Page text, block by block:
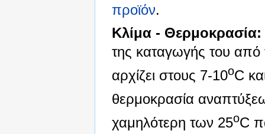
προϊόν.
Κλίμα - Θερμοκρασία:
της καταγωγής του
αρχίζει στους 7-10oC
θερμοκρασία
χαμηλότερη των 25oC